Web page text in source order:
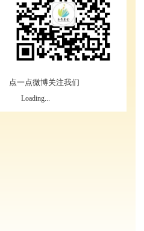
点一点微博关注我们
Loading...